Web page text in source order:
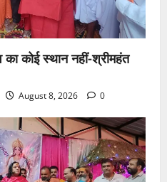
का कोई स्थान नहीं-श्रीमहंत
August 8, 2026 0